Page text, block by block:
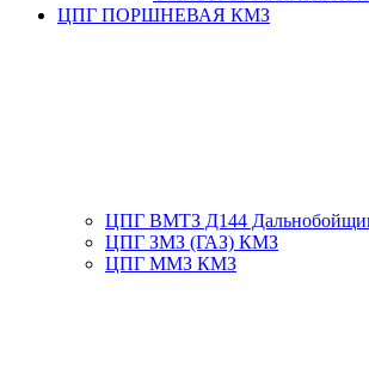
ЦПГ ПОРШНЕВАЯ КМЗ
ЦПГ ВМТЗ Д144
ЦПГ ЗМЗ (ГАЗ) КМЗ
ЦПГ ММЗ КМЗ